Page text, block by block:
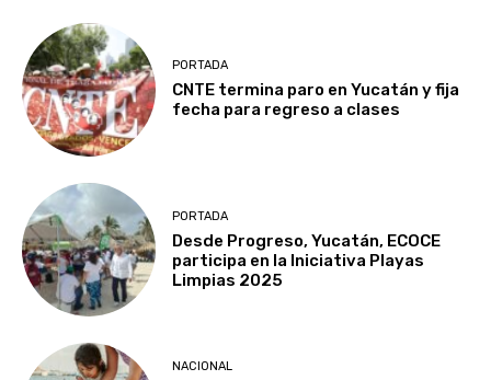
PORTADA
CNTE termina paro en Yucatán y fija
fecha para regreso a clases
PORTADA
Desde Progreso, Yucatán, ECOCE
participa en la Iniciativa Playas
Limpias 2025
NACIONAL